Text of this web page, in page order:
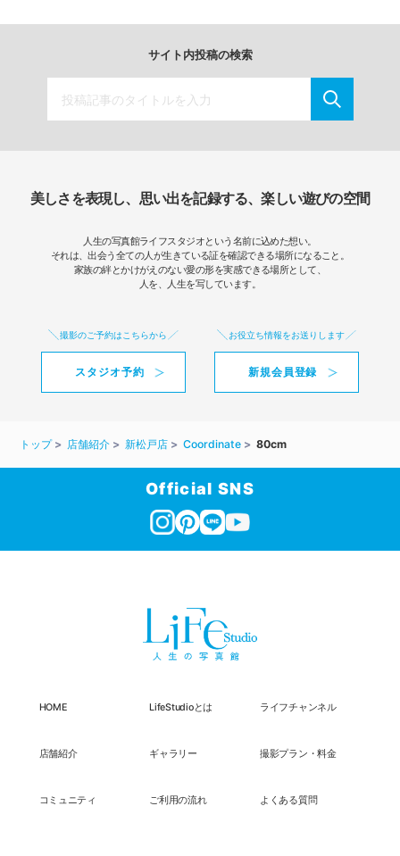
サイト内投稿の検索
美しさを表現し、思い出を記録する、楽しい遊びの空間
人生の写真館ライフスタジオという名前に込めた想い。
それは、出会う全ての人が生きている証を確認できる場所になること。
家族の絆とかけがえのない愛の形を実感できる場所として、
人を、人生を写しています。
撮影のご予約はこちらから
スタジオ予約
お役立ち情報をお送りします
新規会員登録
トップ 店舗紹介 新松戸店 Coordinate 80cm
Official SNS
HOME LifeStudioとは ライフチャンネル
店舗紹介 ギャラリー 撮影プラン・料金
コミュニティ ご利用の流れ よくある質問